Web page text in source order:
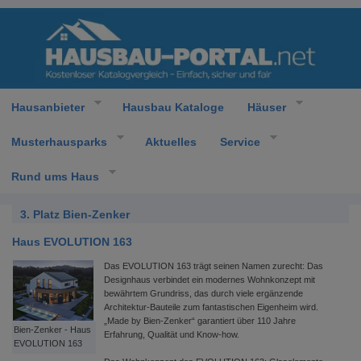
Hausanbieter Hausbau Kataloge Häuser
Musterhausparks Aktuelles Service
Rund ums Haus
3. Platz Bien-Zenker
Haus EVOLUTION 163
Bien-Zenker - Haus
EVOLUTION 163
Das EVOLUTION 163 trägt seinen Namen zurecht: Das
Designhaus verbindet ein modernes Wohnkonzept mit
bewährtem Grundriss, das durch viele ergänzende
Architektur-Bauteile zum fantastischen Eigenheim wird.
„Made by Bien-Zenker“ garantiert über 110 Jahre
Erfahrung, Qualität und Know-how.